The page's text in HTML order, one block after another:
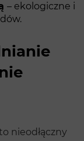
– ekologiczne i
nieodłączny